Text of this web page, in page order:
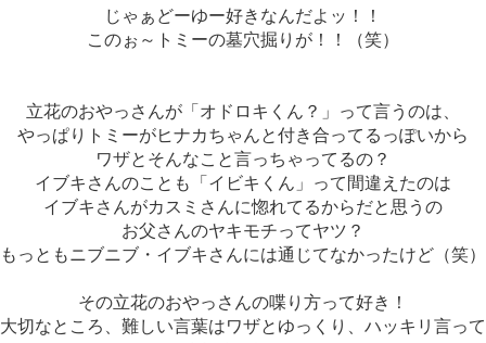
じゃぁどーゆー好きなんだよッ！！
このぉ～トミーの墓穴掘りが！！（笑）
立花のおやっさんが「オドロキくん？」って言うのは、
やっぱりトミーがヒナカちゃんと付き合ってるっぽいから
ワザとそんなこと言っちゃってるの？
イブキさんのことも「イビキくん」って間違えたのは
イブキさんがカスミさんに惚れてるからだと思うの
お父さんのヤキモチってヤツ？
もっともニブニブ・イブキさんには通じてなかったけど（笑）
その立花のおやっさんの喋り方って好き！
大切なところ、難しい言葉はワザとゆっくり、ハッキリ言って